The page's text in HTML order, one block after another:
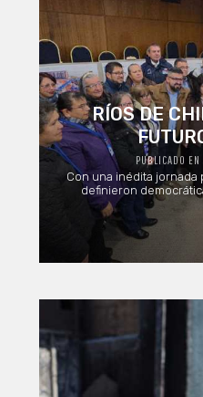
RÍOS DE
PUBLICADO
Con una inédita
definieron